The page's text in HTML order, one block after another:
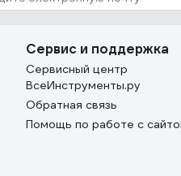
Сервис и поддержка
Сервисный центр
ВсеИнструменты.ру
Обратная связь
Помощь по работе с